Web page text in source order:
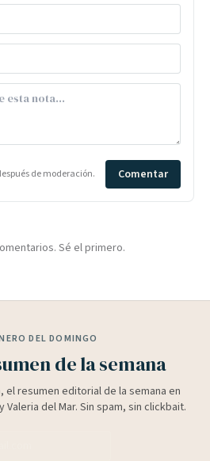
de moderación. Comentar
Sé el primero.
DEL DOMINGO
de la semana
el resumen editorial de la semana en
Valeria del Mar. Sin spam, sin clickbait.